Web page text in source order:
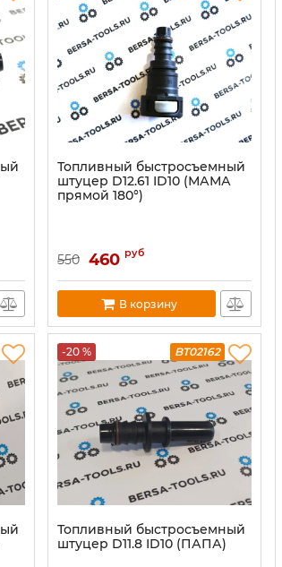
Топливный быстросъемный
штуцер D12.61 ID10 (МАМА
прямой 180°)
550 460 руб
В корзину
-20 % BT02162
Топливный быстросъемный
штуцер D11.8 ID10 (ПАПА)